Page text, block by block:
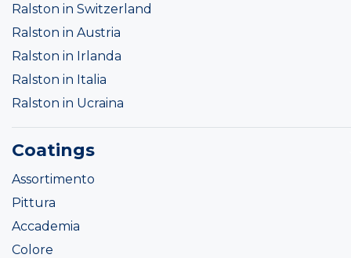
Ralston in Switzerland
Ralston in Austria
Ralston in Irlanda
Ralston in Italia
Ralston in Ucraina
Coatings
Assortimento
Pittura
Accademia
Colore